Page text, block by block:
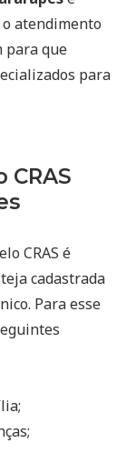
atendimento
para que
para
CRAS
CRAS é
cadastrada
Para esse